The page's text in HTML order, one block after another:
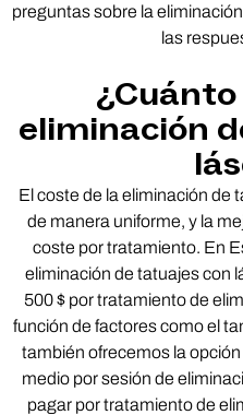
preguntas sobre la
las
eliminación
El coste de la eliminación de
de manera uniforme, y la
coste por tratamiento. En
eliminación de tatuajes con
500 $ por tratamiento de
función de factores como el
también ofrecemos la
medio por sesión de
pagar por tratamiento de